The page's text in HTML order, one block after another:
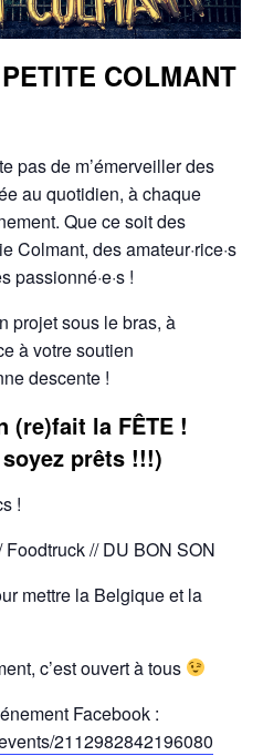
COLMANT
pas de m’émerveiller des
au quotidien, à chaque
Que ce soit des
Colmant, des amateur·rice·s
passionné·e·s !
projet sous le bras, à
à votre soutien
descente !
(re)fait la FÊTE !
prêts !!!)
!
// DU BON SON
mettre la Belgique et la
c’est ouvert à tous
Facebook :
2112982842196080